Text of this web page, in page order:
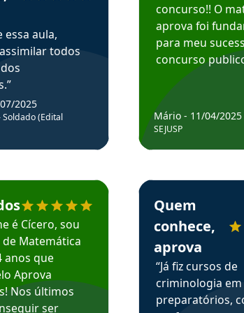
essa aula,
todos
2025
Soldado (Edital
recomenda o Aprova Concursos em depoimento
é Cícero, sou
Matemática
anos que
Aprova
Nos últimos
ser
concurso!! O
aprova foi
para meu
concurso
Mário - 11/04/2025
SEJUSP
Estudante Henrique
Quem
conhece,
aprova
“Já fiz cursos de
criminologia em
preparatórios,